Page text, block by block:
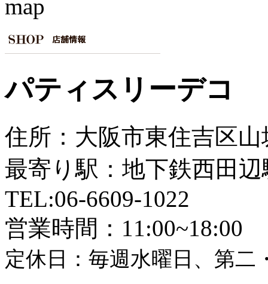
パティスリーデコ
住所：大阪市東住吉区山
最寄り駅：地下鉄西田
TEL:06-6609-1022
営業時間：11:00~18:00
定休日：毎週水曜日、第二